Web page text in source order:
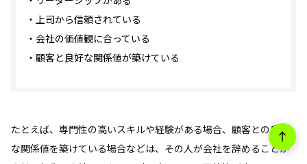
・上司から信頼されている
・会社の価値観に合っている
・顧客と良好な関係値が築けている
たとえば、専門性の高いスキルや経験がある場合、顧客との良好
な関係値を築けている場合などは、その人が会社を辞めることが